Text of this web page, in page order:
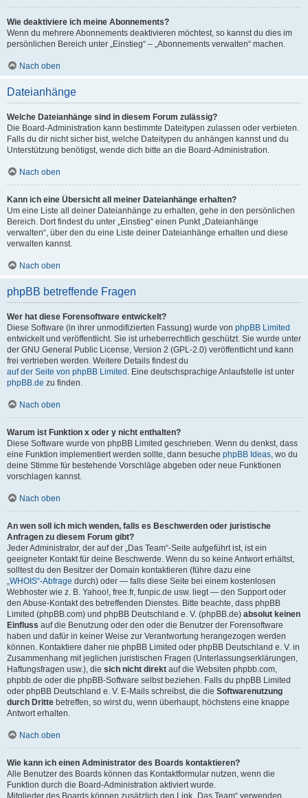
Wie deaktiviere ich meine Abonnements?
Wenn du mehrere Abonnements deaktivieren möchtest, so kannst du dies im
persönlichen Bereich unter „Einstieg“ – „Abonnements verwalten“ machen.
Nach oben
Dateianhänge
Welche Dateianhänge sind in diesem Forum zulässig?
Die Board-Administration kann bestimmte Dateitypen zulassen oder verbieten.
Falls du dir nicht sicher bist, welche Dateitypen du anhängen kannst und du
Unterstützung benötigst, wende dich bitte an die Board-Administration.
Nach oben
Kann ich eine Übersicht all meiner Dateianhänge erhalten?
Um eine Liste all deiner Dateianhänge zu erhalten, gehe in den persönlichen
Bereich. Dort findest du unter „Einstieg“ einen Punkt „Dateianhänge
verwalten“, über den du eine Liste deiner Dateianhänge erhalten und diese
verwalten kannst.
Nach oben
phpBB betreffende Fragen
Wer hat diese Forensoftware entwickelt?
Diese Software (in ihrer unmodifizierten Fassung) wurde von phpBB Limited
entwickelt und veröffentlicht. Sie ist urheberrechtlich geschützt. Sie wurde unter
der GNU General Public License, Version 2 (GPL-2.0) veröffentlicht und kann
frei vertrieben werden. Weitere Details findest du
auf der Seite von phpBB Limited . Eine deutschsprachige Anlaufstelle ist unter
phpBB.de zu finden.
Nach oben
Warum ist Funktion x oder y nicht enthalten?
Diese Software wurde von phpBB Limited geschrieben. Wenn du denkst, dass
eine Funktion implementiert werden sollte, dann besuche phpBB Ideas, wo du
deine Stimme für bestehende Vorschläge abgeben oder neue Funktionen
vorschlagen kannst.
Nach oben
An wen soll ich mich wenden, falls es Beschwerden oder juristische
Anfragen zu diesem Forum gibt?
Jeder Administrator, der auf der „Das Team“-Seite aufgeführt ist, ist ein
geeigneter Kontakt für deine Beschwerde. Wenn du so keine Antwort erhältst,
solltest du den Besitzer der Domain kontaktieren (führe dazu eine
„WHOIS“-Abfrage durch) oder — falls diese Seite bei einem kostenlosen
Webhoster wie z. B. Yahoo!, free.fr, funpic.de usw. liegt — den Support oder
den Abuse-Kontakt des betreffenden Dienstes. Bitte beachte, dass phpBB
Limited (phpBB.com) und phpBB Deutschland e. V. (phpBB.de) absolut keinen
Einfluss auf die Benutzung oder den oder die Benutzer der Forensoftware
haben und dafür in keiner Weise zur Verantwortung herangezogen werden
können. Kontaktiere daher nie phpBB Limited oder phpBB Deutschland e. V. in
Zusammenhang mit jeglichen juristischen Fragen (Unterlassungserklärungen,
Haftungsfragen usw.), die sich nicht direkt auf die Websiten phpbb.com,
phpbb.de oder die phpBB-Software selbst beziehen. Falls du phpBB Limited
oder phpBB Deutschland e. V. E-Mails schreibst, die die Softwarenutzung
durch Dritte betreffen, so wirst du, wenn überhaupt, höchstens eine knappe
Antwort erhalten.
Nach oben
Wie kann ich einen Administrator des Boards kontaktieren?
Alle Benutzer des Boards können das Kontaktformular nutzen, wenn die
Funktion durch die Board-Administration aktiviert wurde.
Mitglieder des Boards können zusätzlich den Link „Das Team“ verwenden.